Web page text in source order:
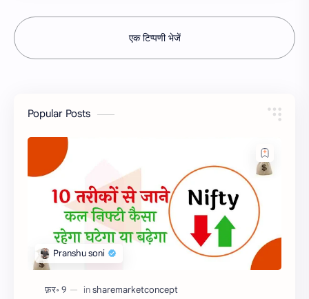
एक टिप्पणी भेजें
Popular Posts